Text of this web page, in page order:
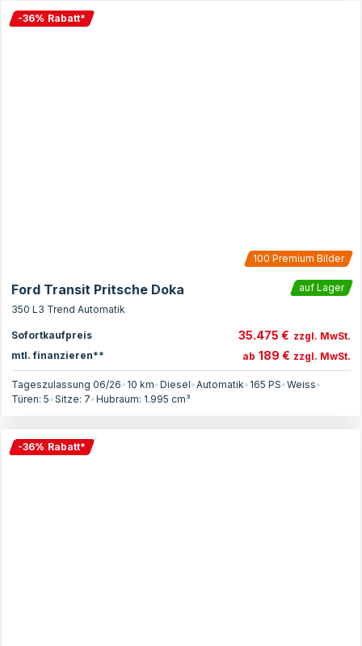
-36% Rabatt*
100 Premium Bilder
Ford Transit Pritsche Doka
auf Lager
350 L3 Trend Automatik
Sofortkaufpreis 35.475 € zzgl. MwSt.
mtl. finanzieren**
ab 189 € zzgl. MwSt.
Tageszulassung 06/26• 10 km•Diesel•Automatik• 165 PS•Weiss•
Türen: 5•Sitze: 7•Hubraum: 1.995 cm³
-36% Rabatt*